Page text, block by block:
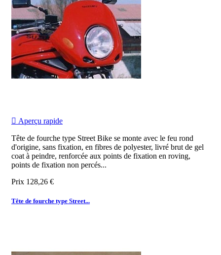
 Aperçu rapide
Tête de fourche type Street Bike se monte avec le feu rond
d'origine, sans fixation, en fibres de polyester, livré brut de gel
coat à peindre, renforcée aux points de fixation en roving,
points de fixation non percés...
Prix 128,26 €
Tête de fourche type Street...